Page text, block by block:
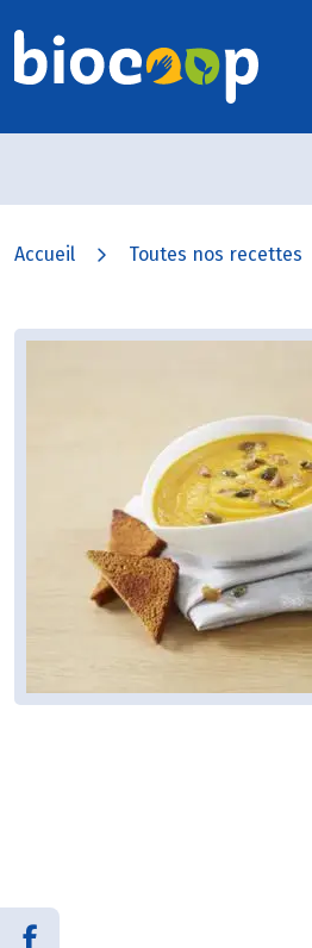
Accueil Toutes nos recettes